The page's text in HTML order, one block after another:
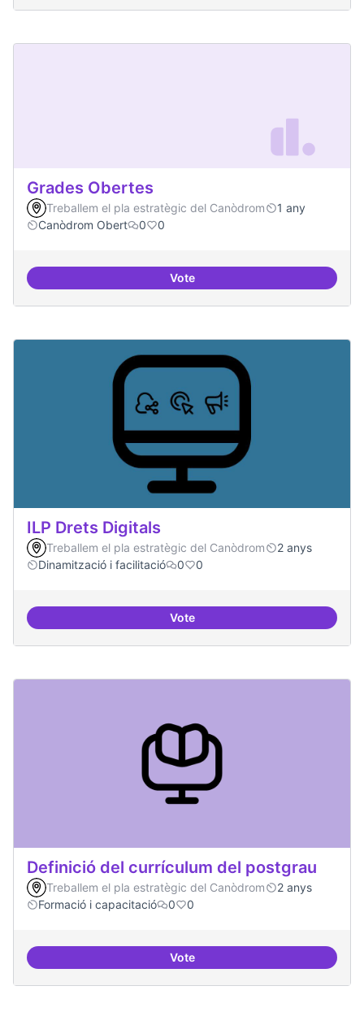
Grades Obertes
Treballem el pla estratègic del Canòdrom
1 any
Canòdrom Obert
0 0
VoteGrades Obertes
ILP Drets Digitals
Treballem el pla estratègic del Canòdrom
2 anys
Dinamització i facilitació
0 0
VoteILP Drets Digitals
Definició del currículum del postgrau
Treballem el pla estratègic del Canòdrom
2 anys
Formació i capacitació
0 0
VoteDefinició del currículum del